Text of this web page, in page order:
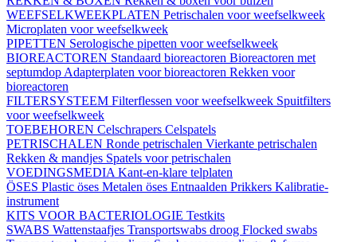
WEEFSELKWEEKPLATEN Petrischalen voor weefselkweek
Microplaten voor weefselkweek
PIPETTEN Serologische pipetten voor weefselkweek
BIOREACTOREN Standaard bioreactoren Bioreactoren met
septumdop Adapterplaten voor bioreactoren Rekken voor
bioreactoren
FILTERSYSTEEM Filterflessen voor weefselkweek Spuitfilters
voor weefselkweek
TOEBEHOREN Celschrapers Celspatels
PETRISCHALEN Ronde petrischalen Vierkante petrischalen
Rekken & mandjes Spatels voor petrischalen
VOEDINGSMEDIA Kant-en-klare telplaten
ÖSES Plastic öses Metalen öses Entnaalden Prikkers Kalibratie-
instrument
KITS VOOR BACTERIOLOGIE Testkits
SWABS Wattenstaafjes Transportswabs droog Flocked swabs